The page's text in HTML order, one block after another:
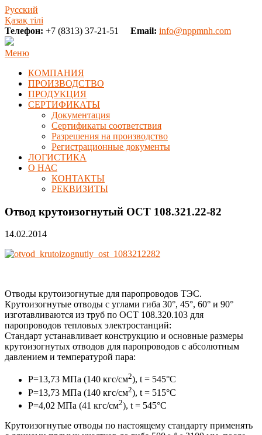
Русский
Қазақ тілі
Телефон: +7 (8313) 37-21-51 Email: info@nppmnh.com
Меню
КОМПАНИЯ
ПРОИЗВОДСТВО
ПРОДУКЦИЯ
СЕРТИФИКАТЫ
Документация
Сертификаты соответствия
Разрешения на производство
Регистрационные документы
ЛОГИСТИКА
О НАС
КОНТАКТЫ
РЕКВИЗИТЫ
Отвод крутоизогнутый ОСТ 108.321.22-82
14.02.2014
Отводы крутоизогнутые для паропроводов ТЭС.
Крутоизогнутые отводы с углами гиба 30°, 45°, 60° и 90°
изготавливаются из труб по ОСТ 108.320.103 для
паропроводов тепловых электростанций:
Стандарт устанавливает конструкцию и основные размеры
крутоизогнутых отводов для паропроводов с абсолютным
давлением и температурой пара:
Р=13,73 МПа (140 кгс/см2), t = 545°С
Р=13,73 МПа (140 кгс/см2), t = 515°С
Р=4,02 МПа (41 кгс/см2), t = 545°С
Крутоизогнутые отводы по настоящему стандарту применять